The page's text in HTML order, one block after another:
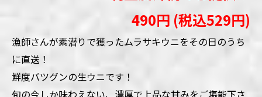
490円 (税込529円)
漁師さんが素潜りで獲ったムラサキウニをその日のうち
に直送！
鮮度バツグンの生ウニです！
旬の今しか味わえない、濃厚で上品な甘みをご堪能下さ